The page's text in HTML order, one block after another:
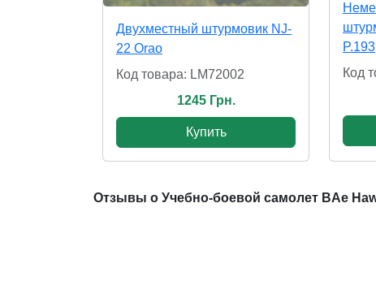
Двухместный штурмовик NJ-
22 Orao
Код товара: LM72002
1245 Грн.
Купить
Код
Отзывы о Учебно-боевой самолет BAe